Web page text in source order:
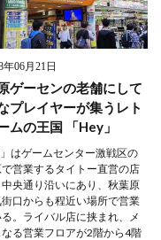
年06月21日
ゲーセンの老舗にして
プレイヤーが集うレト
ムの王国 「Hey」
」はゲームセンター激戦区の
営業するタイトー直営の店
央通り沿いにあり、秋葉原
口からも程近い場所で営業
る。ライバル店に挟まれ、メ
る営業フロアが2階から4階